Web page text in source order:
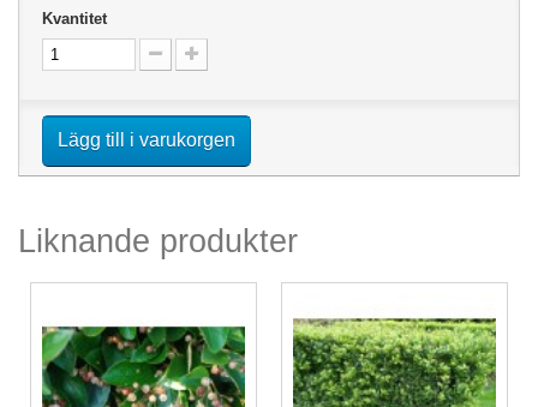
Kvantitet
Lägg till i varukorgen
Liknande produkter